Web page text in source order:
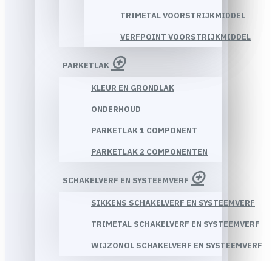
TRIMETAL VOORSTRIJKMIDDEL
VERFPOINT VOORSTRIJKMIDDEL
PARKETLAK
KLEUR EN GRONDLAK
ONDERHOUD
PARKETLAK 1 COMPONENT
PARKETLAK 2 COMPONENTEN
SCHAKELVERF EN SYSTEEMVERF
SIKKENS SCHAKELVERF EN SYSTEEMVERF
TRIMETAL SCHAKELVERF EN SYSTEEMVERF
WIJZONOL SCHAKELVERF EN SYSTEEMVERF